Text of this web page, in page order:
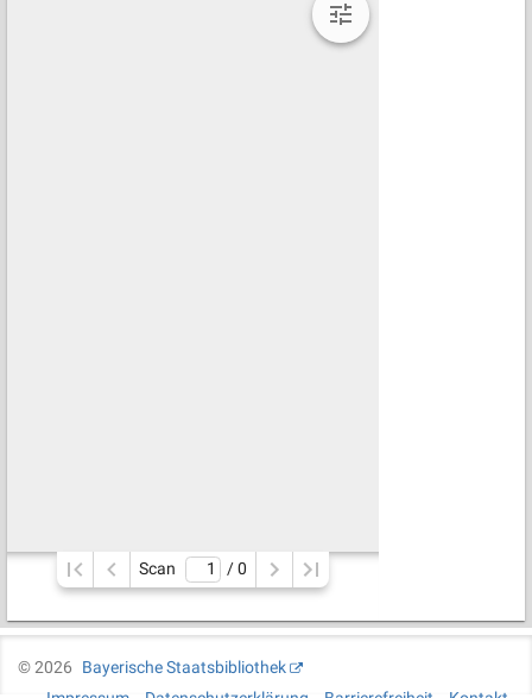
Scan / 0
©2026
Bayerische Staatsbibliothek